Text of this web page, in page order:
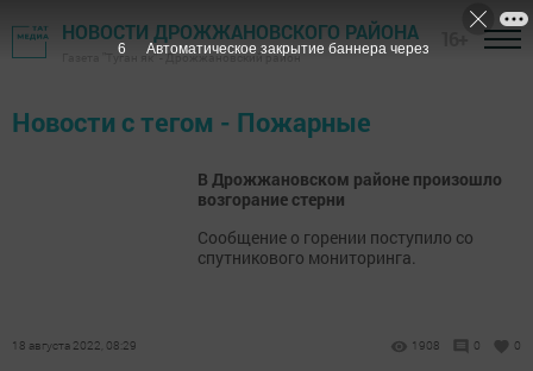
НОВОСТИ ДРОЖЖАНОВСКОГО РАЙОНА
Газета "Туган як" - Дрожжановский район
Новости с тегом - Пожарные
В Дрожжановском районе произошло
возгорание стерни
Сообщение о горении поступило со
спутникового мониторинга.
18 августа 2022, 08:29 1908 0 0
6 Автоматическое закрытие баннера через